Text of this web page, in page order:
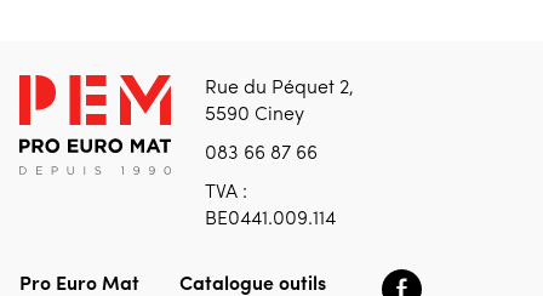
Rue du Péquet 2,
5590 Ciney
083 66 87 66
TVA :
BE0441.009.114
Pro Euro Mat Catalogue outils